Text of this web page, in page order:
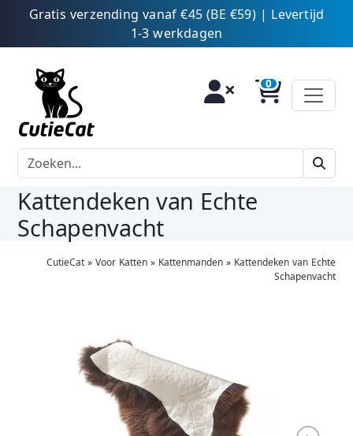
Gratis verzending vanaf €45 (BE €59) | Levertijd
1-3 werkdagen
Kattendeken van Echte
Schapenvacht
CutieCat» Voor Katten» Kattenmanden» Kattendeken van Echte
Schapenvacht